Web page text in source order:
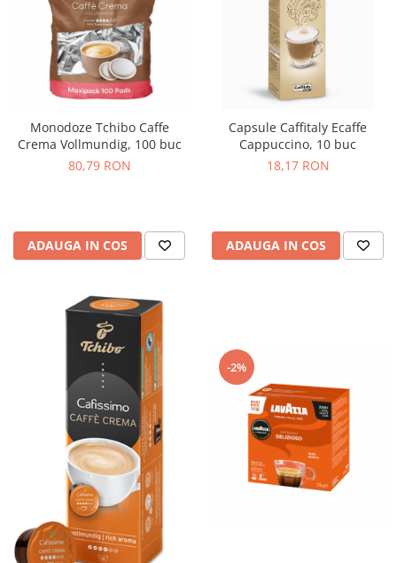
Monodoze Tchibo Caffe
Crema Vollmundig, 100 buc
80,79 RON
ADAUGA IN COS
Capsule Caffitaly Ecaffe
Cappuccino, 10 buc
18,17 RON
ADAUGA IN COS
-2%